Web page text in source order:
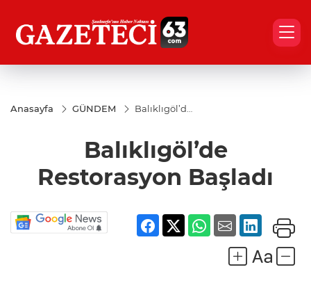
Anasayfa GÜNDEM
Balıklıgöl’de
Balıklıgöl’de
Restorasyon Başladı